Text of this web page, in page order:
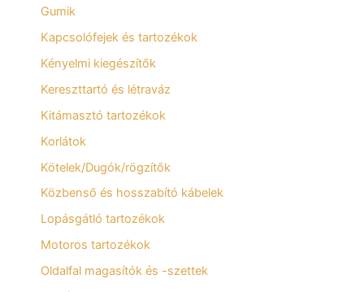
Gumik
Kapcsolófejek és tartozékok
Kényelmi kiegészítők
Kereszttartó és létraváz
Kitámasztó tartozékok
Korlátok
Kötelek/Dugók/rögzítők
Közbenső és hosszabító kábelek
Lopásgátló tartozékok
Motoros tartozékok
Oldalfal magasítók és -szettek